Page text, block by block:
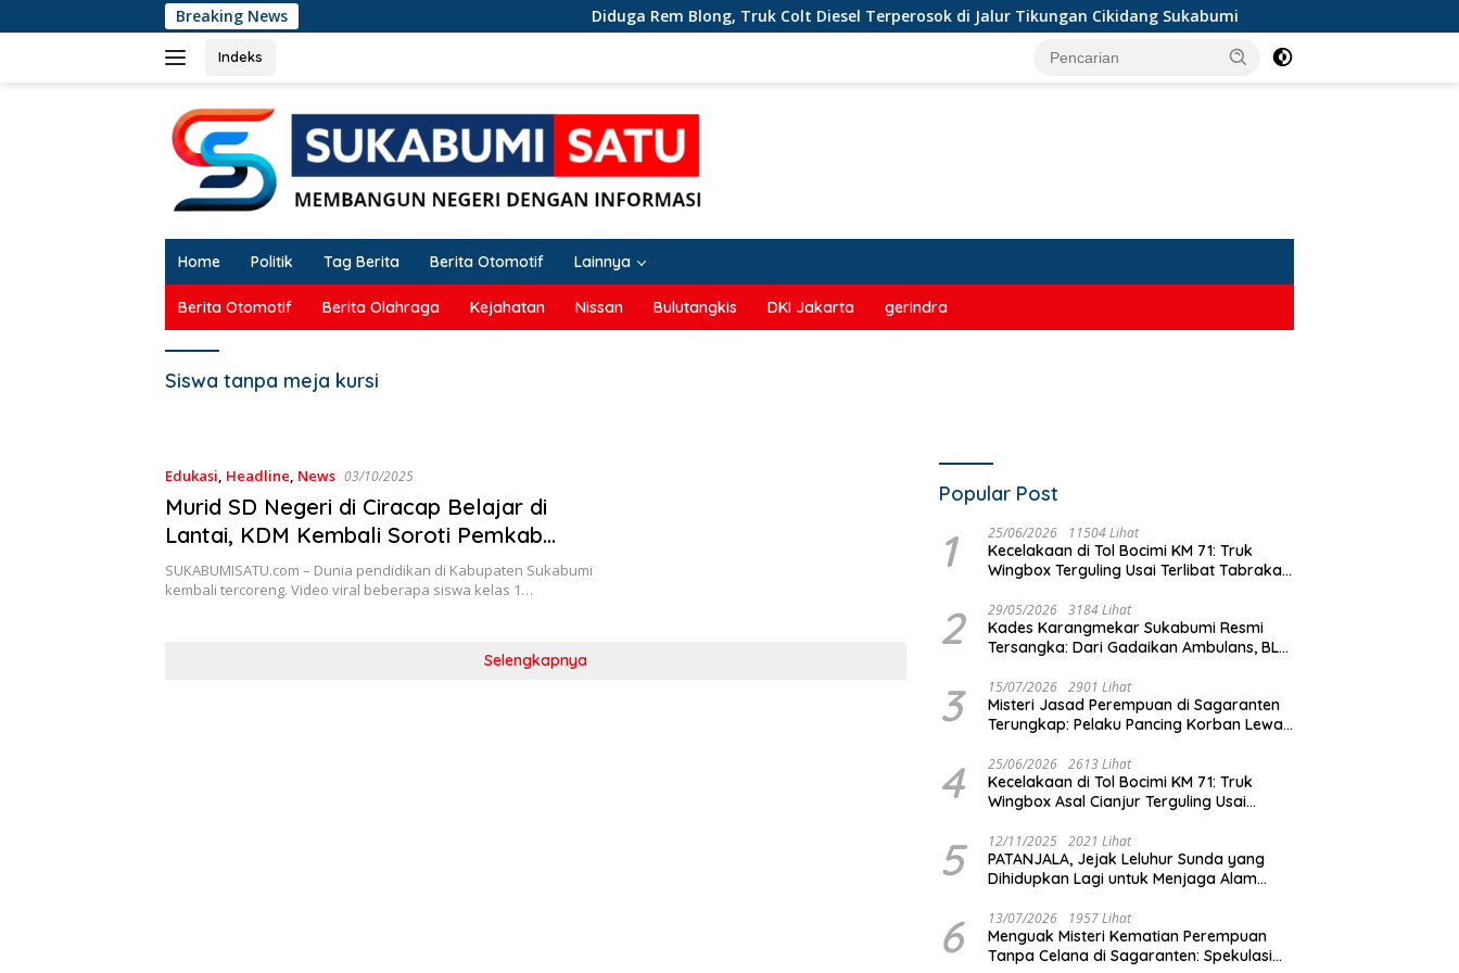
ke
Breaking News Diduga Rem Blong, Truk Colt Diesel Terperosok di Jalur Tikungan Cikidang Sukabumi
Indeks
Home Politik Tag Berita Berita Otomotif Lainnya
Berita Otomotif Berita Olahraga Kejahatan Nissan Bulutangkis DKI Jakarta gerindra
Siswa tanpa meja kursi
Edukasi, Headline, News 03/10/2025
Murid SD Negeri di Ciracap Belajar di
Lantai, KDM Kembali Soroti Pemkab
Sukabumi
SUKABUMISATU.com – Dunia pendidikan di Kabupaten Sukabumi
kembali tercoreng. Video viral beberapa siswa kelas 1…
Selengkapnya
Popular Post
1 25/06/2026 11504 Lihat
Kecelakaan di Tol Bocimi KM 71: Truk
Wingbox Terguling Usai Terlibat Tabrakan
2 29/05/2026 3184 Lihat
Kades Karangmekar Sukabumi Resmi
Tersangka: Dari Gadaikan Ambulans, BLT
3 15/07/2026 2901 Lihat
Misteri Jasad Perempuan di Sagaranten
Terungkap: Pelaku Pancing Korban Lewat
4 25/06/2026 2613 Lihat
Kecelakaan di Tol Bocimi KM 71: Truk
Wingbox Asal Cianjur Terguling Usai
RS Sekarwangi
5 12/11/2025 2021 Lihat
PATANJALA, Jejak Leluhur Sunda yang
Dihidupkan Lagi untuk Menjaga Alam
6 13/07/2026 1957 Lihat
Menguak Misteri Kematian Perempuan
Tanpa Celana di Sagaranten: Spekulasi